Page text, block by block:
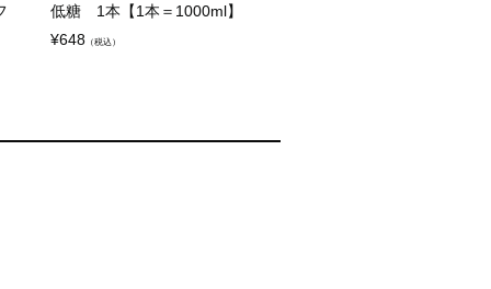
低糖 1本【1本＝1000ml】
¥648 （税込）